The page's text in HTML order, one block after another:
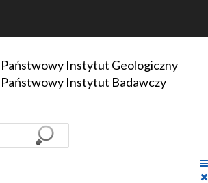
Państwowy Instytut Geologiczny
Państwowy Instytut Badawczy